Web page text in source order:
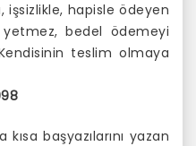
işsizlikle, hapisle ödeyen
bedel ödemeyi
teslim olmaya
başyazılarını yazan